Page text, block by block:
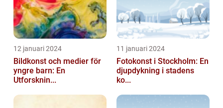
12 januari 2024
Bildkonst och medier för
yngre barn: En
Utforsknin...
11 januari 2024
Fotokonst i Stockholm: En
djupdykning i stadens
ko...